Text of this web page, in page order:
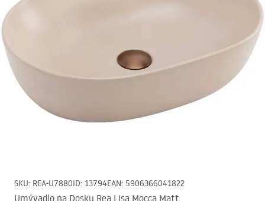
SKU: REA-U7880ID: 13794EAN: 5906366041822
Umývadlo na Dosku Rea Lisa Mocca Matt